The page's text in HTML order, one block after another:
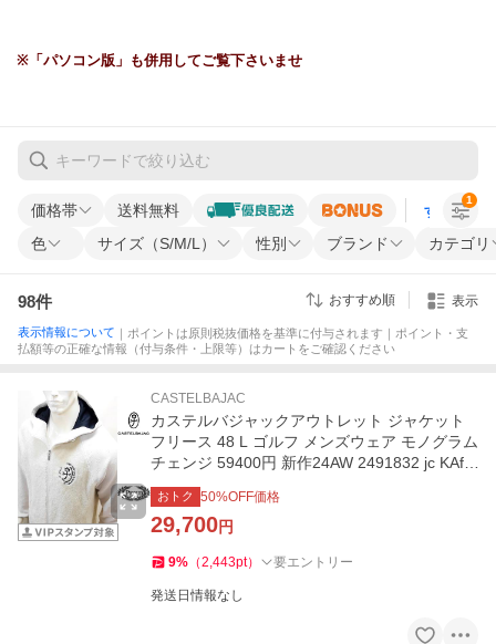
※「パソコン版」も併用してご覧下さいませ
価格帯 送料無料 すべての条
色 サイズ（S/M/L） 性別 ブランド カテゴリ
1
98件 おすすめ順 表示
表示情報について ｜ポイントは原則税抜価格を基準に付与されます｜ポイント・支
払額等の正確な情報（付与条件・上限等）はカートをご確認ください
CASTELBAJAC
カステルバジャックアウトレット ジャケット
フリース 48 L ゴルフ メンズウェア モノグラム
チェンジ 59400円 新作24AW 2491832 jc KAf
m 7214477109
おトク 50%OFF価格
29,700円
9% （2,443pt） 要エントリー
発送日情報なし